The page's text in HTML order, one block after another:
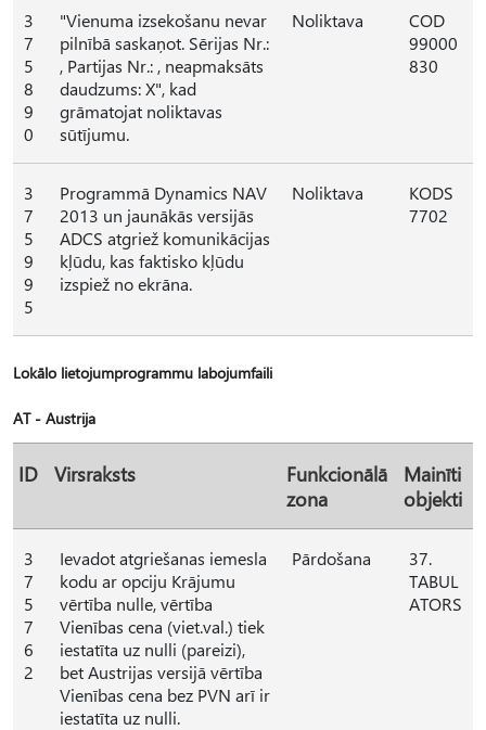
3
7
5
8
9
0
"Vienuma izsekošanu nevar
pilnībā saskaņot. Sērijas Nr.:
, Partijas Nr.: , neapmaksāts
daudzums: X", kad
grāmatojat noliktavas
sūtījumu.
Noliktava
COD
99000
830
3
7
5
9
9
5
Programmā Dynamics NAV
2013 un jaunākās versijās
ADCS atgriež komunikācijas
kļūdu, kas faktisko kļūdu
izspiež no ekrāna.
Noliktava
KODS
7702
Lokālo lietojumprogrammu labojumfaili
AT - Austrija
ID Virsraksts
Funkcionālā
zona
Mainīti
objekti
3
7
5
7
6
2
Ievadot atgriešanas iemesla
kodu ar opciju Krājumu
vērtība nulle, vērtība
Vienības cena (viet.val.) tiek
iestatīta uz nulli (pareizi),
bet Austrijas versijā vērtība
Vienības cena bez PVN arī ir
iestatīta uz nulli.
Pārdošana
37.
TABUL
ATORS